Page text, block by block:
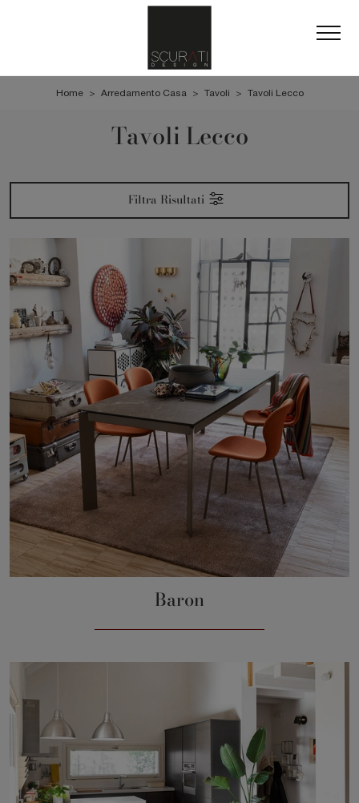
Home > Arredamento Casa > Tavoli > Tavoli Lecco
Tavoli Lecco
Filtra Risultati
Baron